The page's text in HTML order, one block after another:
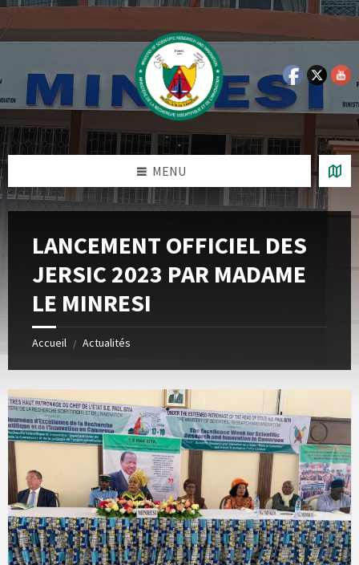
Skip
to
Skip
to
Skip
to
Skip
to
MENU
LANCEMENT OFFICIEL DES
JERSIC 2023 PAR MADAME
LE MINRESI
Accueil / Actualités